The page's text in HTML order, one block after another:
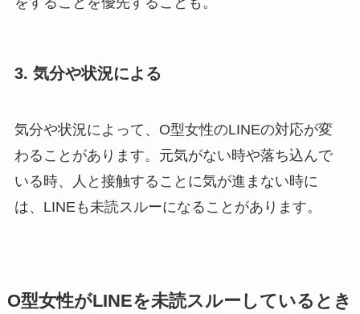
3. 気分や状況による
気分や状況によって、O型女性のLINEの対応が変
わることがあります。元気がない時や落ち込んで
いる時、人と接触することに気が進まない時に
は、LINEも未読スルーになることがあります。
O型女性がLINEを未読スルーしているとき